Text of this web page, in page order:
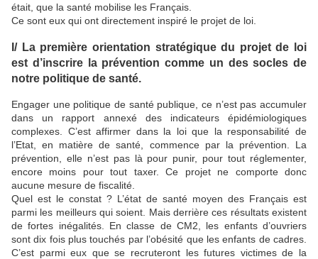
était, que la santé mobilise les Français.
Ce sont eux qui ont directement inspiré le projet de loi.
I/ La première orientation stratégique du projet de loi
est d’inscrire la prévention comme un des socles de
notre politique de santé.
Engager une politique de santé publique, ce n’est pas accumuler
dans un rapport annexé des indicateurs épidémiologiques
complexes. C’est affirmer dans la loi que la responsabilité de
l’Etat, en matière de santé, commence par la prévention. La
prévention, elle n’est pas là pour punir, pour tout réglementer,
encore moins pour tout taxer. Ce projet ne comporte donc
aucune mesure de fiscalité.
Quel est le constat ? L’état de santé moyen des Français est
parmi les meilleurs qui soient. Mais derrière ces résultats existent
de fortes inégalités. En classe de CM2, les enfants d’ouvriers
sont dix fois plus touchés par l’obésité que les enfants de cadres.
C’est parmi eux que se recruteront les futures victimes de la